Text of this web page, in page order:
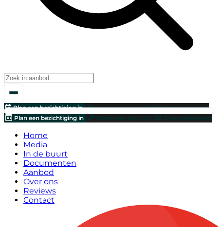
Plan een bezichtiging in Breng een bod uit!
Waardebepaling
Plan een bezichtiging in
Breng een bod uit! Waardebepaling
Home
Media
In de buurt
Documenten
Aanbod
Over ons
Reviews
Contact